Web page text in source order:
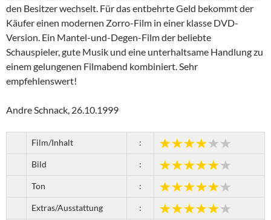
den Besitzer wechselt. Für das entbehrte Geld bekommt der
Käufer einen modernen Zorro-Film in einer klasse DVD-
Version. Ein Mantel-und-Degen-Film der beliebte
Schauspieler, gute Musik und eine unterhaltsame Handlung zu
einem gelungenen Filmabend kombiniert. Sehr
empfehlenswert!
Andre Schnack, 26.10.1999
Film/Inhalt :
Bild :
Ton :
Extras/Ausstattung :